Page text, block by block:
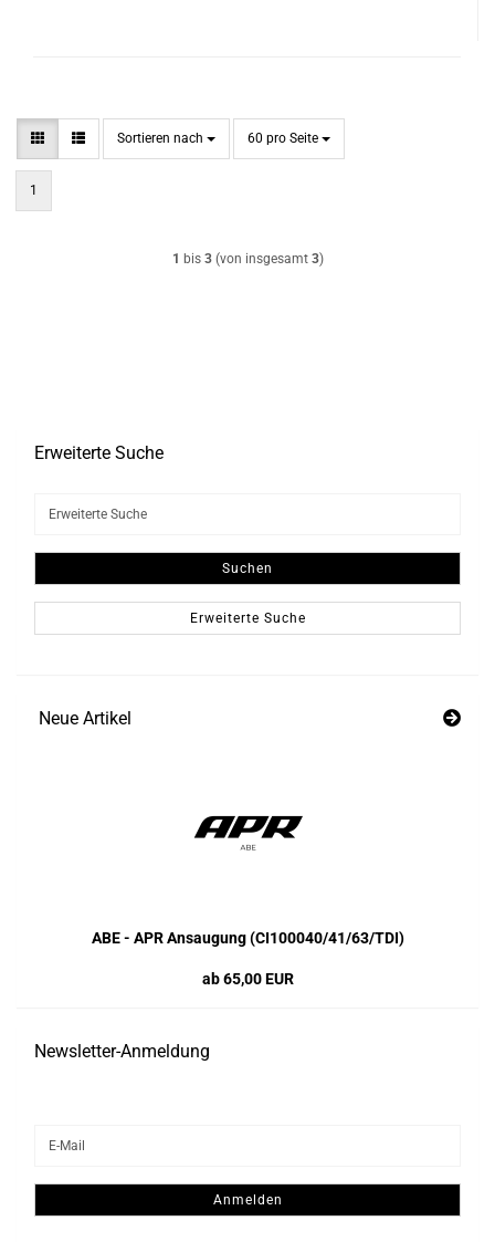
Sortieren nach
Sortieren nach 60 pro Seite
pro Seite
1
1 bis 3(von insgesamt 3)
Erweiterte Suche
Suche
Suchen
Erweiterte Suche
Neue Artikel
ABE - APR Ansaugung (CI100040/41/63/TDI)
ab 65,00 EUR
Newsletter-Anmeldung
ZUR
ANMELDUNG
E-
Anmelden